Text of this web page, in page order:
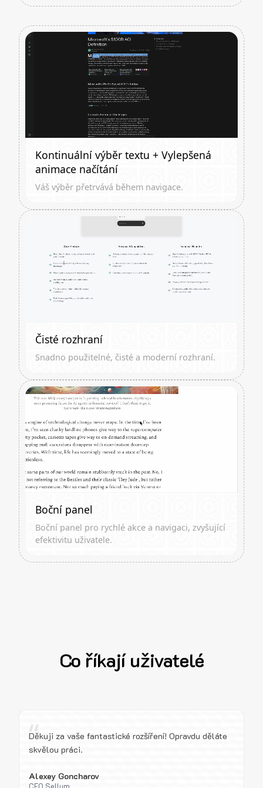
Kontinuální výběr textu + Vylepšená
animace načítání
Váš výběr přetrvává během navigace.
Čisté rozhraní
Snadno použitelné, čisté a moderní rozhraní.
Boční panel
Boční panel pro rychlé akce a navigaci, zvyšující
efektivitu uživatele.
Co říkají uživatelé
“
Děkuji za vaše fantastické rozšíření! Opravdu děláte
skvělou práci.
Alexey Goncharov